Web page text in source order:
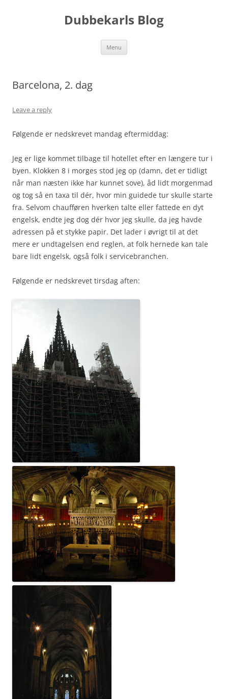
Dubbekarls Blog
Menu
Barcelona, 2. dag
Leave a reply
Følgende er nedskrevet mandag eftermiddag:
Jeg er lige kommet tilbage til hotellet efter en længere tur i
byen. Klokken 8 i morges stod jeg op (damn, det er tidligt
når man næsten ikke har kunnet sove), åd lidt morgenmad
og tog så en taxa til dér, hvor min guidede tur skulle starte
fra. Selvom chaufføren hverken talte eller fattede en dyt
engelsk, endte jeg dog dér hvor jeg skulle, da jeg havde
adressen på et stykke papir. Det lader i øvrigt til at det
mere er undtagelsen end reglen, at folk hernede kan tale
bare lidt engelsk, også folk i servicebranchen.
Følgende er nedskrevet tirsdag aften: